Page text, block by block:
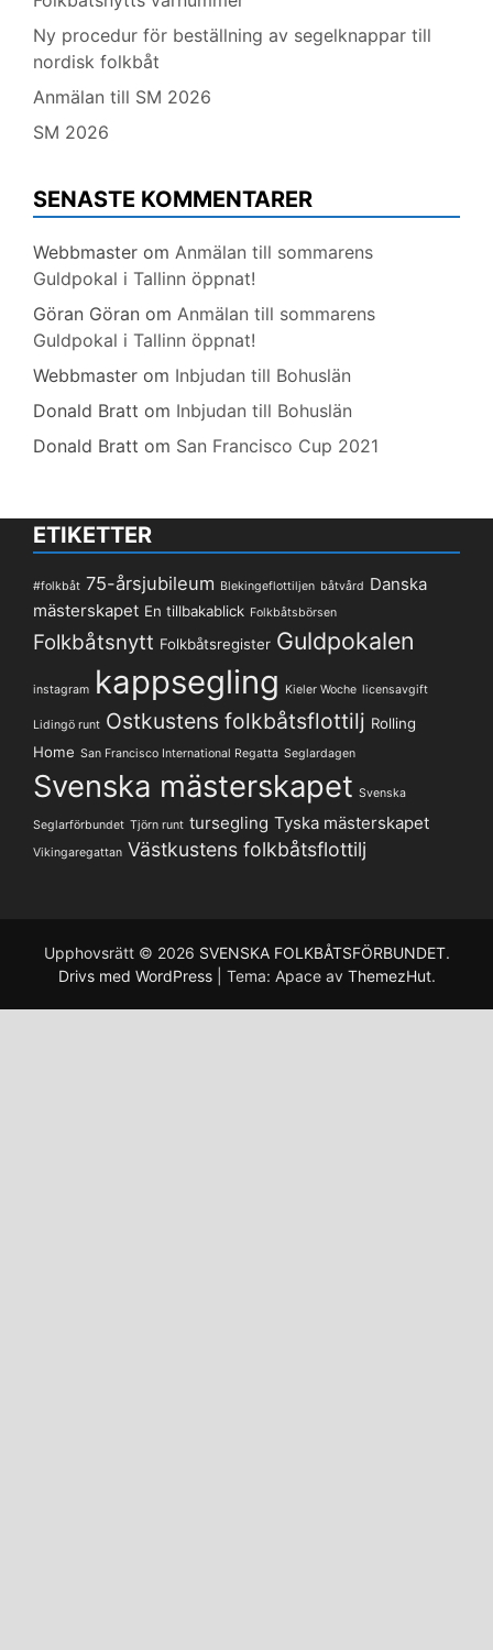
Ny procedur för beställning av segelknappar till
nordisk folkbåt
Anmälan till SM 2026
SM 2026
SENASTE KOMMENTARER
Webbmaster om Anmälan till sommarens
Guldpokal i Tallinn öppnat!
Göran Göran om Anmälan till sommarens
Guldpokal i Tallinn öppnat!
Webbmaster om Inbjudan till Bohuslän
Donald Bratt om Inbjudan till Bohuslän
Donald Bratt om San Francisco Cup 2021
ETIKETTER
#folkbåt 75-årsjubileum Blekingeflottiljen båtvård Danska
mästerskapet En tillbakablick Folkbåtsbörsen
Folkbåtsnytt Folkbåtsregister Guldpokalen
instagram kappsegling Kieler Woche licensavgift
Lidingö runt Ostkustens folkbåtsflottilj Rolling
Home San Francisco International Regatta Seglardagen
Svenska mästerskapet Svenska
Seglarförbundet Tjörn runt tursegling Tyska mästerskapet
Vikingaregattan Västkustens folkbåtsflottilj
Upphovsrätt © 2026 SVENSKA FOLKBÅTSFÖRBUNDET.
Drivs med WordPress
Tema: Apace av ThemezHut.